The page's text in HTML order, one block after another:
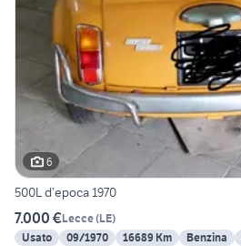
6
500L d’epoca 1970
7.000 €Lecce(LE)
Usato
09/1970 16689 Km Benzina